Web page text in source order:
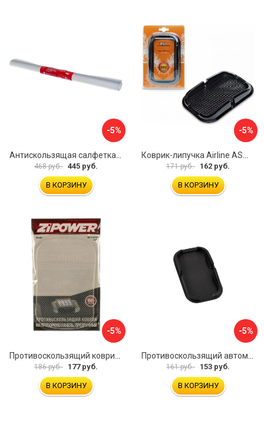
-5%
468 руб. 445 руб.
В КОРЗИНУ
-5%
171 руб. 162 руб.
В КОРЗИНУ
-5%
Противоскользящий коврик на приборную панель Zipower PM6602
186 руб. 177 руб.
В КОРЗИНУ
-5%
Противоскользящий автомобильный коврик панели SKYWAY S00401002
161 руб. 153 руб.
В КОРЗИНУ